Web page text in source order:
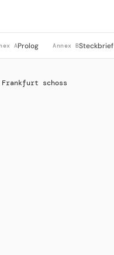
AProlog Annex BSteckbrief
schoss